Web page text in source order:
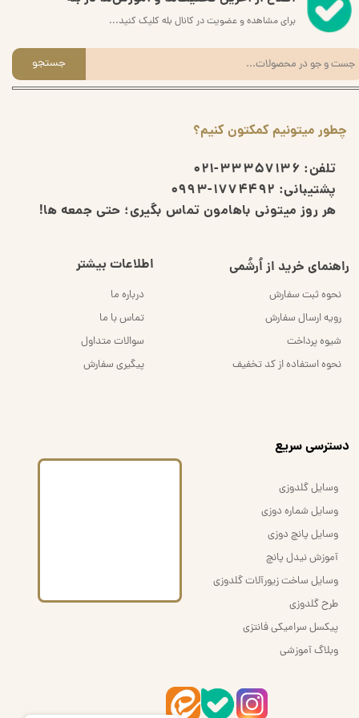
چطور میتونیم کمکتون کنیم؟
تلفن: 33357136-021
پشتیبانی: 1774492-0993
هر روز میتونی باهامون تماس بگیری؛ حتی جمعه ها!
راهنمای خرید از اُرشُمی
نحوه ثبت سفارش
رویه ارسال سفارش
شیوه پرداخت
نحوه استفاده از کد تخفیف
اطلاعات بیشتر
درباره ما
تماس با ما
سوالات متداول
پیگیری سفارش
برای مشاهده و عضویت در کانال بله کلیک کنید...
جستجو
​دسترسی سریع
وسایل گلدوزی
وسایل شماره دوزی
وسایل پانچ دوزی
آموزش نیدل پانچ
وسایل ساخت زیورآلات گلدوزی
طرح گلدوزی
پیکسل سرامیکی فانتزی
وبلاگ آموزشی